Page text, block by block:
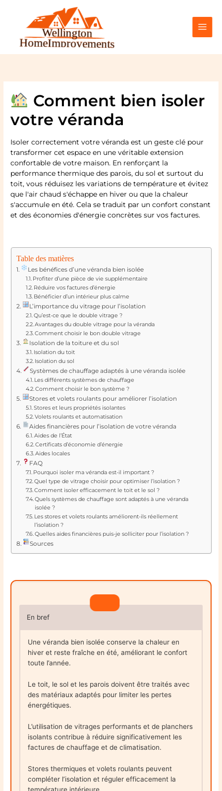
contenu
Comment bien isoler
votre véranda
Isoler correctement votre véranda est un geste clé pour
transformer cet espace en une véritable extension
confortable de votre maison. En renforçant la
performance thermique des parois, du sol et surtout du
toit, vous réduisez les variations de température et évitez
que l'air chaud s'échappe en hiver ou que la chaleur
s'accumule en été. Cela se traduit par un confort constant
et des économies d'énergie concrètes sur vos factures.
Table des matières
Les bénéfices d’une véranda bien isolée
Profiter d’une pièce de vie supplémentaire
Réduire vos factures d’énergie
Bénéficier d’un intérieur plus calme
L’importance du vitrage pour l’isolation
Qu’est-ce que le double vitrage ?
Avantages du double vitrage pour la véranda
Comment choisir le bon double vitrage
Isolation de la toiture et du sol
Isolation du toit
Isolation du sol
Systèmes de chauffage adaptés à une véranda isolée
Les différents systèmes de chauffage
Comment choisir le bon système ?
Stores et volets roulants pour améliorer l’isolation
Stores et leurs propriétés isolantes
Volets roulants et automatisation
Aides financières pour l’isolation de votre véranda
Aides de l’État
Certificats d’économie d’énergie
Aides locales
FAQ
Pourquoi isoler ma véranda est-il important ?
Quel type de vitrage choisir pour optimiser l’isolation ?
Comment isoler efficacement le toit et le sol ?
Quels systèmes de chauffage sont adaptés à une véranda
isolée ?
Les stores et volets roulants améliorent-ils réellement
l’isolation ?
Quelles aides financières puis-je solliciter pour l’isolation ?
Sources
En bref
Une véranda bien isolée conserve la chaleur en
hiver et reste fraîche en été, améliorant le confort
toute l’année.
Le toit, le sol et les parois doivent être traités avec
des matériaux adaptés pour limiter les pertes
énergétiques.
L’utilisation de vitrages performants et de planchers
isolants contribue à réduire significativement les
factures de chauffage et de climatisation.
Stores thermiques et volets roulants peuvent
compléter l’isolation et réguler efficacement la
température intérieure.